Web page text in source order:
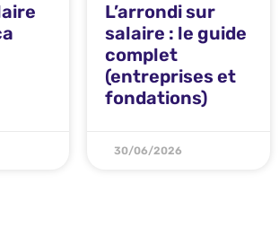
L’arrondi sur
salaire : le guide
complet
(entreprises et
fondations)
30/06/2026